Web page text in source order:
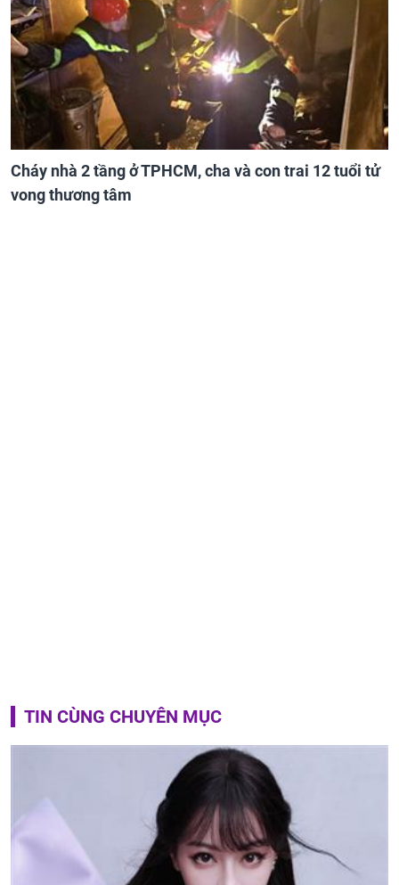
Cháy nhà 2 tầng ở TPHCM, cha và con trai 12 tuổi tử
vong thương tâm
TIN CÙNG CHUYÊN MỤC